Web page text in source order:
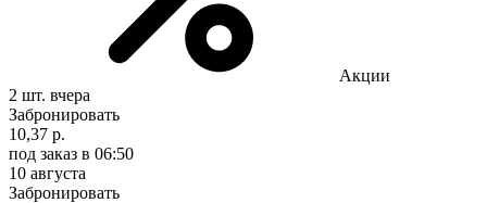
Акции
2 шт. вчера
Забронировать
10,37 р.
под заказ в 06:50
10 августа
Забронировать